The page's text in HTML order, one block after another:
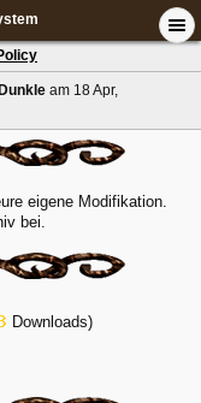
am 18 Apr,
eigene Modifikation.
bei.
Downloads)